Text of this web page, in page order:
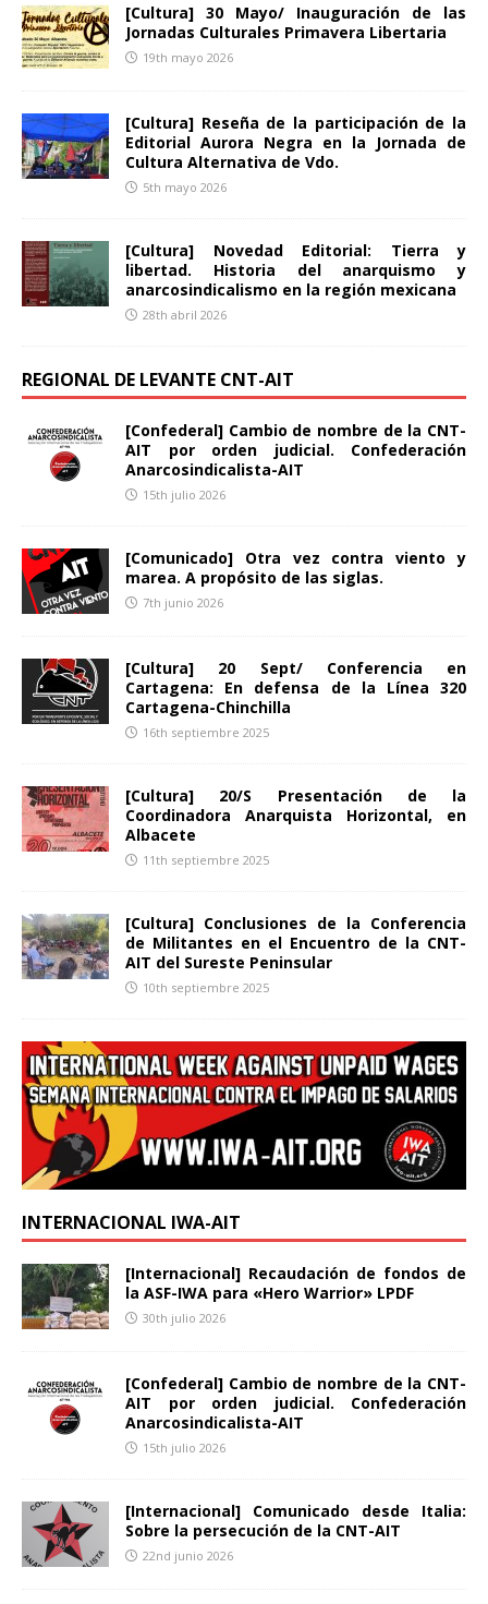
[Cultura] 30 Mayo/ Inauguración de las
Jornadas Culturales Primavera Libertaria
19th mayo 2026
[Cultura] Reseña de la participación de la
Editorial Aurora Negra en la Jornada de
Cultura Alternativa de Vdo.
5th mayo 2026
[Cultura] Novedad Editorial: Tierra y
libertad. Historia del anarquismo y
anarcosindicalismo en la región mexicana
28th abril 2026
REGIONAL DE LEVANTE CNT-AIT
[Confederal] Cambio de nombre de la CNT-
AIT por orden judicial. Confederación
Anarcosindicalista-AIT
15th julio 2026
[Comunicado] Otra vez contra viento y
marea. A propósito de las siglas.
7th junio 2026
[Cultura] 20 Sept/ Conferencia en
Cartagena: En defensa de la Línea 320
Cartagena-Chinchilla
16th septiembre 2025
[Cultura] 20/S Presentación de la
Coordinadora Anarquista Horizontal, en
Albacete
11th septiembre 2025
[Cultura] Conclusiones de la Conferencia
de Militantes en el Encuentro de la CNT-
AIT del Sureste Peninsular
10th septiembre 2025
INTERNACIONAL IWA-AIT
[Internacional] Recaudación de fondos de
la ASF-IWA para «Hero Warrior» LPDF
30th julio 2026
[Confederal] Cambio de nombre de la CNT-
AIT por orden judicial. Confederación
Anarcosindicalista-AIT
15th julio 2026
[Internacional] Comunicado desde Italia:
Sobre la persecución de la CNT-AIT
22nd junio 2026